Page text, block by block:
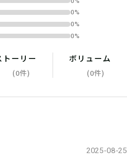
準備しよう！
0%
0%
0%
トーリー
(0件)
ボリューム
(0件)
2025-08-25